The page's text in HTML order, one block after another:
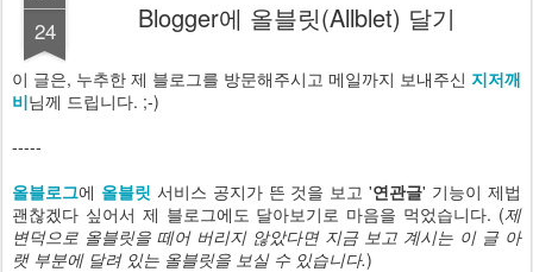
24 Blogger에 올블릿(Allblet) 달기
이 글은, 누추한 제 블로그를 방문해주시고 메일까지 보내주신 지저깨
비님께 드립니다. ;-)
-----
올블로그에 올블릿 서비스 공지가 뜬 것을 보고 '연관글' 기능이 제법
괜찮겠다 싶어서 제 블로그에도 달아보기로 마음을 먹었습니다. (제
변덕으로 올블릿을 떼어 버리지 않았다면 지금 보고 계시는 이 글 아
랫 부분에 달려 있는 올블릿을 보실 수 있습니다.)